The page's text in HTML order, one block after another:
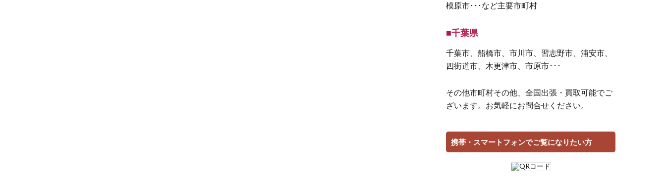
模原市･･･など主要市町村
■千葉県
千葉市、船橋市、市川市、習志野市、浦安市、
四街道市、木更津市、市原市･･･
その他市町村その他、全国出張・買取可能でご
ざいます。お気軽にお問合せください。
携帯・スマートフォンでご覧になりたい方